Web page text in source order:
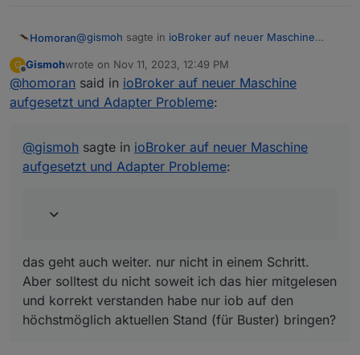
Homoran@gismoh sagte in ioBroker auf neuer Maschine
Wie mir bekannt, kann man die Buster Version
bis zum Bullyseye bringen, danach geht es nur
mit neuinstallation von Bookworm.
das geht auch weiter. nur nicht in einem Schritt.
und korrekt verstanden habe nur iob auf den
höchstmöglich aktuellen Stand (für Buster) bringen?
Aber ist jetzt alles müßig.
auf welcher Version ist ble im backup?
auf dem neuen System zu 100% funktioniert.
Daher würde ich mal da ansetzen und etwas
tiefer rein schauen, vllt auf dem alten System
den ble löschen und neu installieren,
möglicherweise liegt da schon ein
G
Offline
Gismohwrote on Nov 11, 2023, 12:49 PM
last edited by
@homoran said in ioBroker auf neuer Maschine
aufgesetzt und Adapter Probleme:
@gismoh sagte in ioBroker auf neuer Maschine
aufgesetzt und Adapter Probleme:
das geht auch weiter. nur nicht in einem Schritt.
Aber solltest du nicht soweit ich das hier mitgelesen
und korrekt verstanden habe nur iob auf den
höchstmöglich aktuellen Stand (für Buster) bringen?